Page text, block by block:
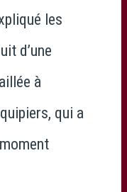
les
d’une
à
qui a